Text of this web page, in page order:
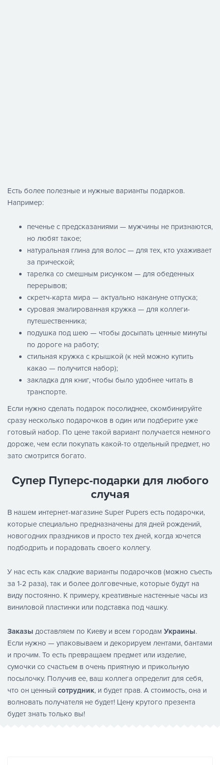
Есть более полезные и нужные варианты подарков.
Например:
печенье с предсказаниями — мужчины не признаются,
но любят такое;
натуральная глина для волос — для тех, кто ухаживает
за прической;
тарелка со смешным рисунком — для обеденных
перерывов;
скретч-карта мира — актуально накануне отпуска;
суровая эмалированная кружка — для коллеги-
путешественника;
подушка под шею — чтобы досыпать ценные минуты
по дороге на работу;
стильная кружка с крышкой (к ней можно купить
какао — получится набор);
закладка для книг, чтобы было удобнее читать в
транспорте.
Если нужно сделать подарок посолиднее, скомбинируйте
сразу несколько подарочков в один или подберите уже
готовый набор. По цене такой вариант получается немного
дороже, чем если покупать какой-то отдельный предмет, но
зато смотрится богато.
Супер Пуперс-подарки для любого
случая
В нашем интернет-магазине Super Pupers есть подарочки,
которые специально предназначены для дней рождений,
новогодних праздников и просто тех дней, когда хочется
подбодрить и порадовать своего коллегу.
У нас есть как сладкие варианты подарочков (можно съесть
за 1-2 раза), так и более долговечные, которые будут на
виду постоянно. К примеру, креативные настенные часы из
виниловой пластинки или подставка под чашку.
Заказы доставляем по Киеву и всем городам Украины.
Если нужно — упаковываем и декорируем лентами, бантами
и прочим. То есть превращаем предмет или изделие,
сумочки со счастьем в очень приятную и прикольную
посылочку. Получив ее, ваш коллега определит для себя,
что он ценный сотрудник, и будет прав. А стоимость, она и
волновать получателя не будет! Цену крутого презента
будет знать только вы!